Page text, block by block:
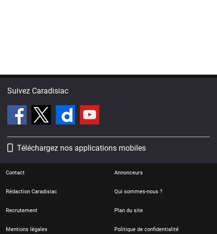
Suivez Caradisiac
Téléchargez nos applications mobiles
Contact Annonceurs
Rédaction Caradisiac Qui sommes-nous ?
Recrutement Plan du site
Mentions légales Politique de confidentialité